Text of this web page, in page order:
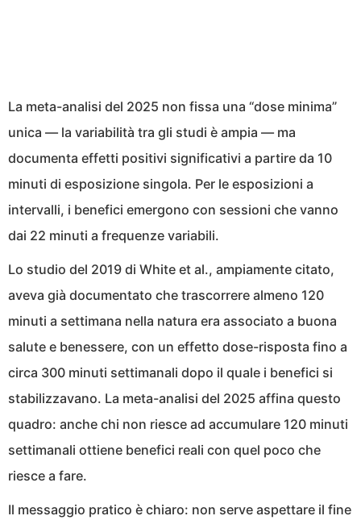
La meta-analisi del 2025 non fissa una “dose minima”
unica — la variabilità tra gli studi è ampia — ma
documenta effetti positivi significativi a partire da 10
minuti di esposizione singola. Per le esposizioni a
intervalli, i benefici emergono con sessioni che vanno
dai 22 minuti a frequenze variabili.
Lo studio del 2019 di White et al., ampiamente citato,
aveva già documentato che trascorrere almeno 120
minuti a settimana nella natura era associato a buona
salute e benessere, con un effetto dose-risposta fino a
circa 300 minuti settimanali dopo il quale i benefici si
stabilizzavano. La meta-analisi del 2025 affina questo
quadro: anche chi non riesce ad accumulare 120 minuti
settimanali ottiene benefici reali con quel poco che
riesce a fare.
Il messaggio pratico è chiaro: non serve aspettare il fine